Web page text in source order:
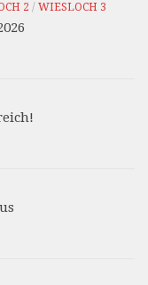
2 / WIESLOCH 3